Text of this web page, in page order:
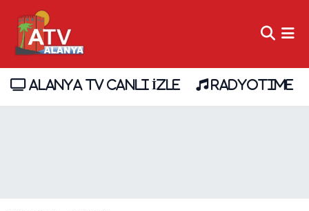
ALANYA TV CANLI İZLE RADYOTIME